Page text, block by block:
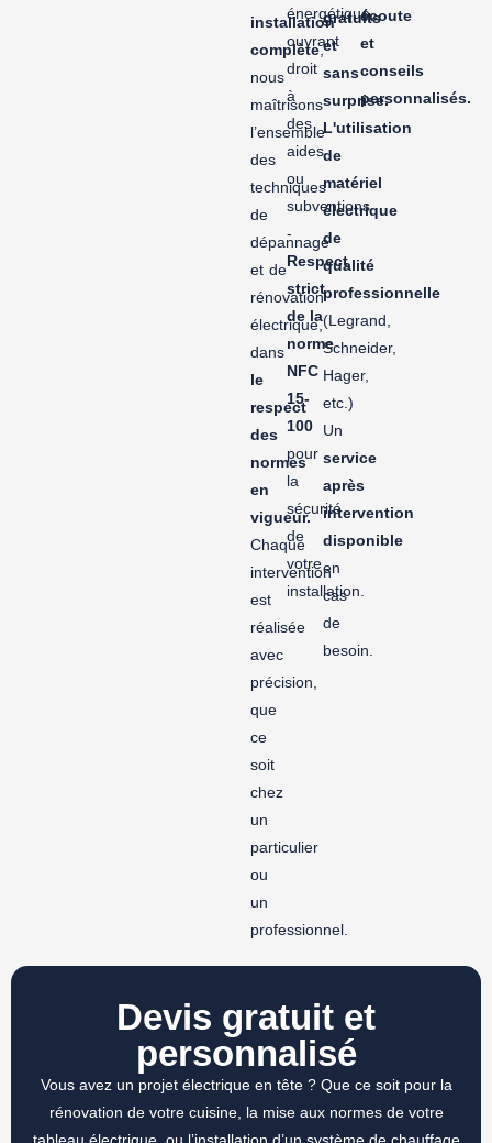
installation
complète,
nous
maîtrisons
l’ensemble
des
techniques
de
dépannage
et de
rénovation
électrique,
dans
le
respect
des
normes
en
vigueur.
Chaque
intervention
est
réalisée
avec
précision,
que
ce
soit
chez
un
particulier
ou
un
professionnel.
énergétique,
ouvrant
droit
à
des
aides
ou
subventions
-
Respect
strict
de la
norme
NFC
15-
100
pour
la
sécurité
de
votre
installation.
gratuits
et
sans
surprise.
L'utilisation
de
matériel
électrique
de
qualité
professionnelle
(Legrand,
Schneider,
Hager,
etc.)
Un
service
après
intervention
disponible
en
cas
de
besoin.
écoute
et
conseils
personnalisés.
Devis gratuit et
personnalisé
Vous avez un projet électrique en tête ? Que ce soit pour la
rénovation de votre cuisine, la mise aux normes de votre